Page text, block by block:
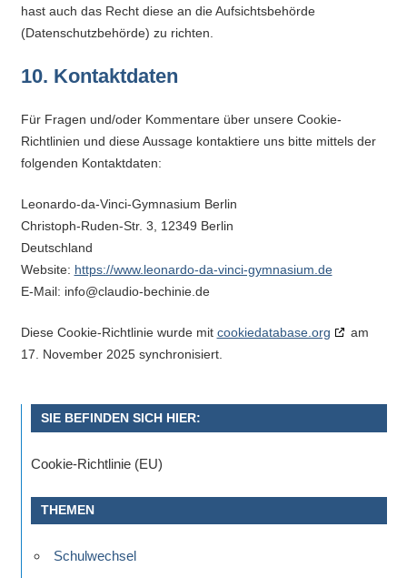
hast auch das Recht diese an die Aufsichtsbehörde
(Datenschutzbehörde) zu richten.
10. Kontaktdaten
Für Fragen und/oder Kommentare über unsere Cookie-
Richtlinien und diese Aussage kontaktiere uns bitte mittels der
folgenden Kontaktdaten:
Leonardo-da-Vinci-Gymnasium Berlin
Christoph-Ruden-Str. 3, 12349 Berlin
Deutschland
Website: https://www.leonardo-da-vinci-gymnasium.de
E-Mail: info@claudio-bechinie.de
Diese Cookie-Richtlinie wurde mit cookiedatabase.org
am
17. November 2025 synchronisiert.
SIE BEFINDEN SICH HIER:
Cookie-Richtlinie (EU)
THEMEN
Schulwechsel